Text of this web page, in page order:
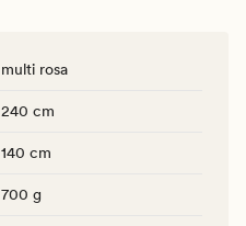
multi rosa
240 cm
140 cm
700 g